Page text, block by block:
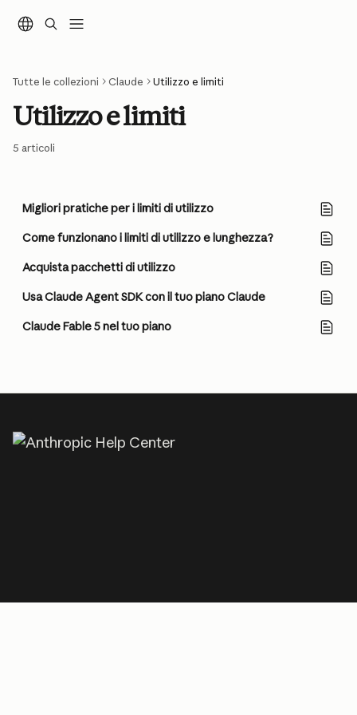
Tutte le collezioni Claude Utilizzo e limiti
Utilizzo e limiti
5 articoli
Migliori pratiche per i limiti di utilizzo
Come funzionano i limiti di utilizzo e lunghezza?
Acquista pacchetti di utilizzo
Usa Claude Agent SDK con il tuo piano Claude
Claude Fable 5 nel tuo piano